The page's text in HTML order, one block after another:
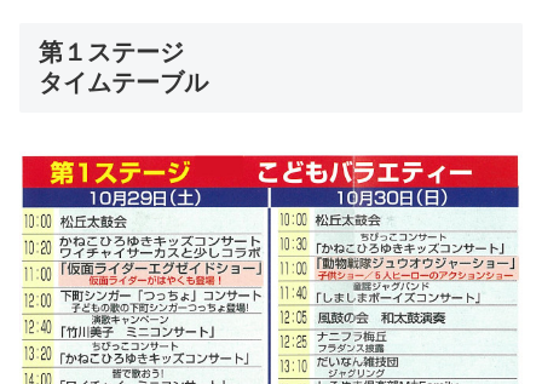
第１ステージ
タイムテーブル